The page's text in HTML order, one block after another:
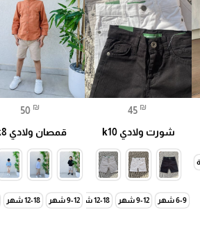
6-7 سنة 7-8 سنة 8-9 سنة 10-11 سنة 11-12 سنة
45 ₪
شورت ولادي k10
6-9 شهر 9-12 شهر 12-18 شهر 18-24 شهر 24-30 شهر
50 ₪
قمصان ولادي k8
9-12 شهر 12-18 شهر